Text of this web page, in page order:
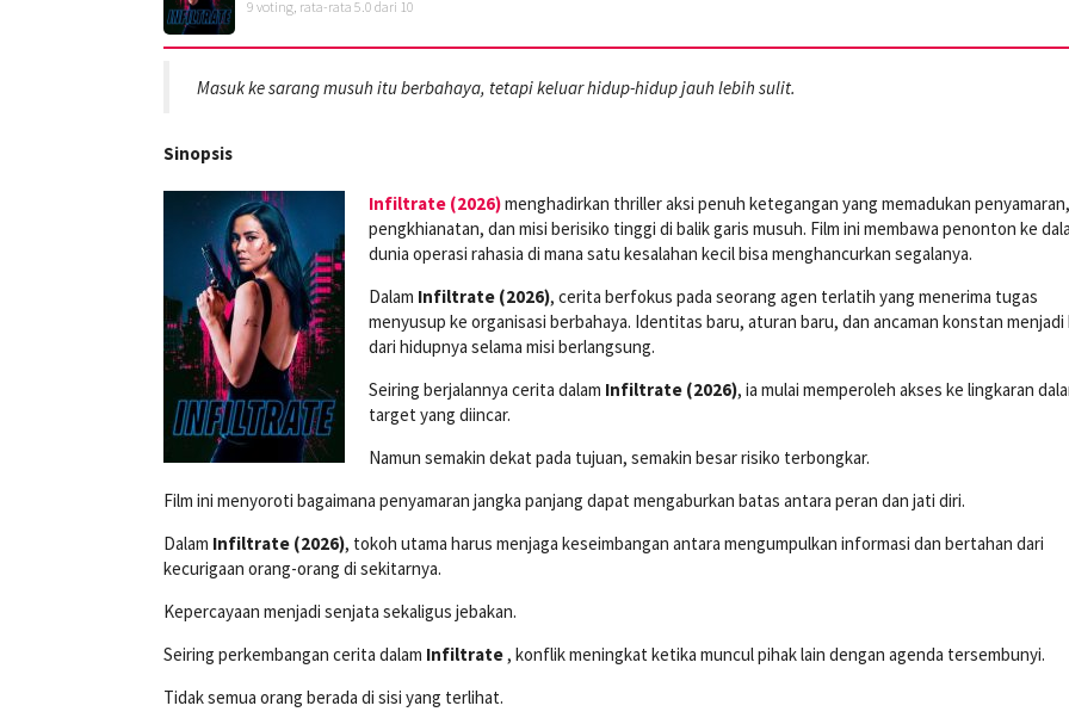
9 voting, rata-rata 5.0 dari 10
Masuk ke sarang musuh itu berbahaya, tetapi keluar hidup-hidup jauh lebih sulit.
Sinopsis
Infiltrate (2026)menghadirkan thriller aksi penuh ketegangan yang memadukan penyamaran,
pengkhianatan, dan misi berisiko tinggi di balik garis musuh. Film ini membawa penonton ke
dunia operasi rahasia di mana satu kesalahan kecil bisa menghancurkan segalanya.
Dalam Infiltrate (2026), cerita berfokus pada seorang agen terlatih yang menerima tugas
menyusup ke organisasi berbahaya. Identitas baru, aturan baru, dan ancaman konstan menjadi
dari hidupnya selama misi berlangsung.
Seiring berjalannya cerita dalam Infiltrate (2026), ia mulai memperoleh akses ke lingkaran
target yang diincar.
Namun semakin dekat pada tujuan, semakin besar risiko terbongkar.
Film ini menyoroti bagaimana penyamaran jangka panjang dapat mengaburkan batas antara peran dan jati diri.
Dalam Infiltrate (2026), tokoh utama harus menjaga keseimbangan antara mengumpulkan informasi dan bertahan dari
kecurigaan orang-orang di sekitarnya.
Kepercayaan menjadi senjata sekaligus jebakan.
Seiring perkembangan cerita dalam Infiltrate, konflik meningkat ketika muncul pihak lain dengan agenda tersembunyi.
Tidak semua orang berada di sisi yang terlihat.